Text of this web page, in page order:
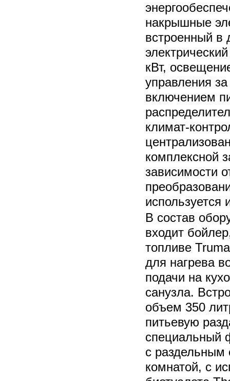
накрышные
встроенный в
кВт,
управления
включением
климат-
комплексной
зависимости
используется
В состав
входит
топливе
для нагрева
подачи на
санузла.
объем 350
питьевую
специальный
с раздельным
комнатой, с